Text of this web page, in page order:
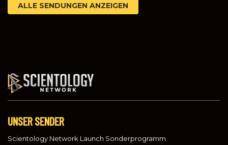
ALLE SENDUNGEN ANZEIGEN
UNSER SENDER
Scientology Network Launch Sonderprogramm